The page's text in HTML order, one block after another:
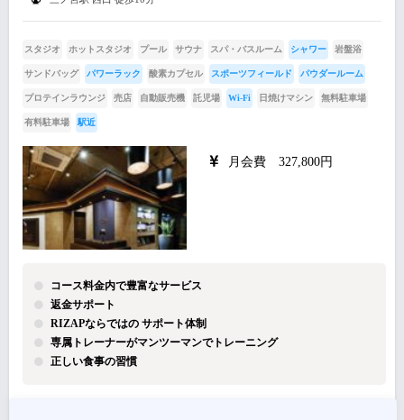
スタジオ ホットスタジオ プール サウナ スパ・バスルーム シャワー 岩盤浴
サンドバッグ パワーラック 酸素カプセル スポーツフィールド パウダールーム
プロテインラウンジ 売店 自動販売機 託児場 Wi-Fi 日焼けマシン 無料駐車場
有料駐車場 駅近
月会費 327,800円
コース料金内で豊富なサービス
返金サポート
RIZAPならではの サポート体制
専属トレーナーがマンツーマンでトレーニング
正しい食事の習慣